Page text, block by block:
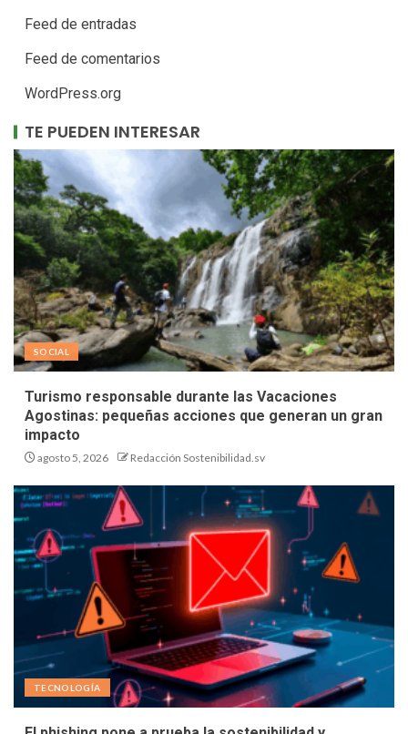
Feed de entradas
Feed de comentarios
WordPress.org
TE PUEDEN INTERESAR
SOCIAL
Turismo responsable durante las Vacaciones
Agostinas: pequeñas acciones que generan un gran
impacto
agosto 5, 2026 Redacción Sostenibilidad.sv
TECNOLOGÍA